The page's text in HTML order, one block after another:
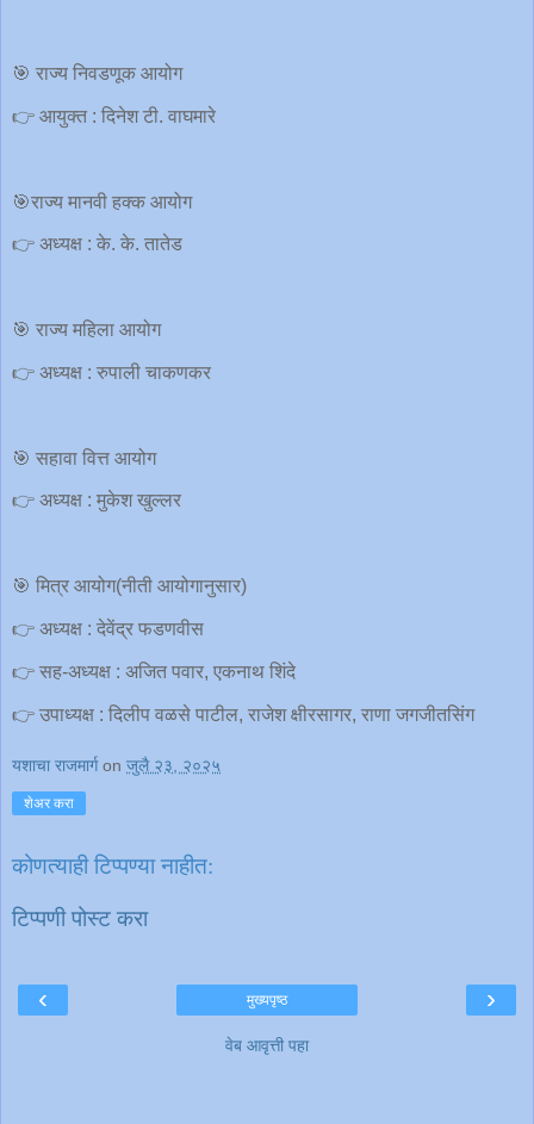
🎯 राज्य निवडणूक आयोग
👉 आयुक्त : दिनेश टी. वाघमारे
🎯राज्य मानवी हक्क आयोग
👉 अध्यक्ष : के. के. तातेड
🎯 राज्य महिला आयोग
👉 अध्यक्ष : रुपाली चाकणकर
🎯 सहावा वित्त आयोग
👉 अध्यक्ष : मुकेश खुल्लर
🎯 मित्र आयोग(नीती आयोगानुसार)
👉 अध्यक्ष : देवेंद्र फडणवीस
👉 सह-अध्यक्ष : अजित पवार, एकनाथ शिंदे
👉 उपाध्यक्ष : दिलीप वळसे पाटील, राजेश क्षीरसागर, राणा जगजीतसिंग
यशाचा राजमार्ग on जुलै २३, २०२५
शेअर करा
कोणत्याही टिप्पण्‍या नाहीत:
टिप्पणी पोस्ट करा
‹ ›
मुख्यपृष्ठ
वेब आवृत्ती पहा